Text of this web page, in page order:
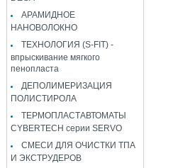
АРАМИДНОЕ
НАНОВОЛОКНО
ТЕХНОЛОГИЯ (S-FIT) -
впрыскивание мягкого
пенопласта
ДЕПОЛИМЕРИЗАЦИЯ
ПОЛИСТИРОЛА
ТЕРМОПЛАСТАВТОМАТЫ
CYBERTECH серии SERVO
СМЕСИ ДЛЯ ОЧИСТКИ ТПА
И ЭКСТРУДЕРОВ